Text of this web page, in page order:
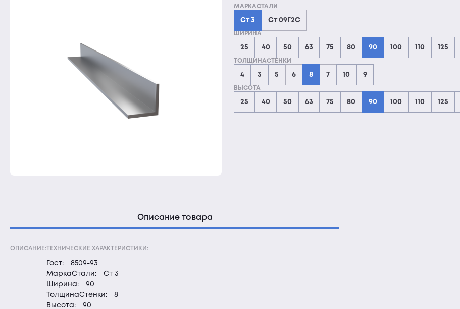
МАРКАСТАЛИ
Ст 3 Ст 09Г2С
ШИРИНА
25 40 50 63 75 80 90 100 110 125
ТОЛЩИНАСТЕНКИ
4 3 5 6 8 7 10 9
ВЫСОТА
25 40 50 63 75 80 90 100 110 125
Описание товара
ОПИСАНИЕ:ТЕХНИЧЕСКИЕ ХАРАКТЕРИСТИКИ:
Гост:
8509-93
МаркаСтали:
Ст 3
Ширина:
90
ТолщинаСтенки:
8
Высота:
90